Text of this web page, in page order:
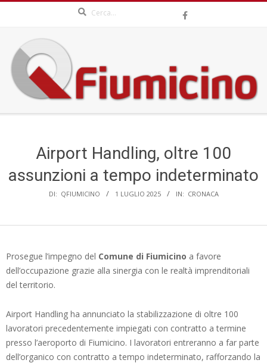
content
QFIUMICINO.COM
Airport Handling, oltre 100
assunzioni a tempo indeterminato
DI: QFIUMICINO 1 LUGLIO 2025 IN: CRONACA
Prosegue l’impegno del Comune di Fiumicino a favore
dell’occupazione grazie alla sinergia con le realtà imprenditoriali
del territorio.
Airport Handling ha annunciato la stabilizzazione di oltre 100
lavoratori precedentemente impiegati con contratto a termine
presso l’aeroporto di Fiumicino. I lavoratori entreranno a far parte
dell’organico con contratto a tempo indeterminato, rafforzando la